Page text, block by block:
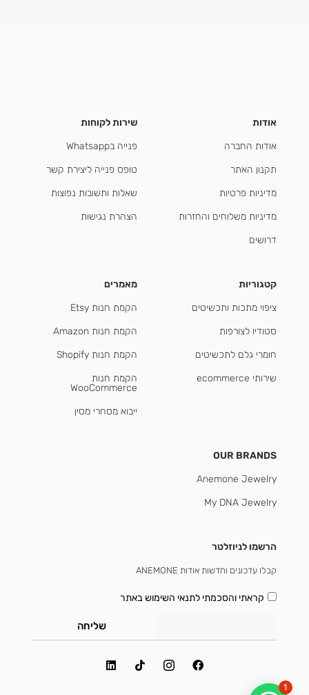
אודות
אודות החברה
תקנון האתר
מדיניות פרטיות
מדיניות משלוחים והחזרות
דרושים
שירות לקוחות
פנייה בWhatsapp
טופס פנייה ליצירת קשר
שאלות ותשובות נפוצות
הצהרת נגישות
קטגוריות
ציפוי מתכות ותכשיטים
סטודיו לצורפות
חומרי גלם לתכשיטים
שירותי ecommerce
מאמרים
הקמת חנות Etsy
הקמת חנות Amazon
הקמת חנות Shopify
הקמת חנות
WooCommerce
ייבוא מסחרי מסין
OUR BRANDS
Anemone Jewelry
My DNA Jewelry
הרשמו לניוזלטר
קבלו עדכונים וחדשות אודות ANEMONE
קראתי והסכמתילתנאי השימוש באתר
שליחה
1